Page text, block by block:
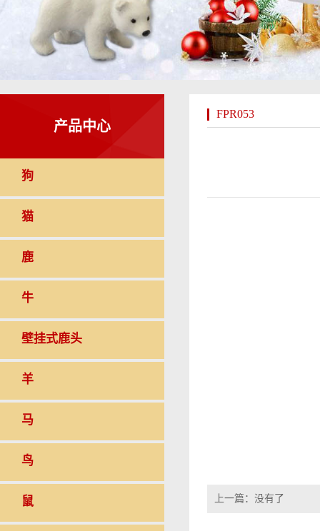
产品中心
狗
猫
鹿
牛
壁挂式鹿头
羊
马
鸟
鼠
FPR053
上一篇：没有了